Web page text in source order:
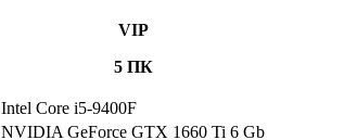
VIP
5 ПК
Intel Core i5-9400F
NVIDIA GeForce GTX 1660 Ti 6 Gb